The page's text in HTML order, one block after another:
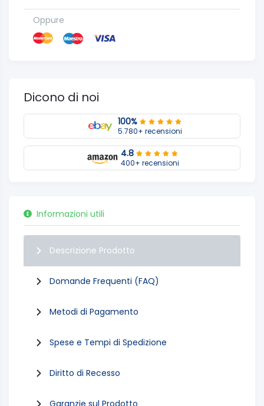
Oppure
Dicono di noi
100%
5.780+ recensioni
4.8
400+ recensioni
Informazioni utili
Descrizione Prodotto
Domande Frequenti (FAQ)
Metodi di Pagamento
Spese e Tempi di Spedizione
Diritto di Recesso
Garanzie sul Prodotto